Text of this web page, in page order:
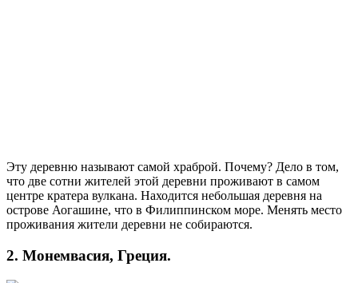
Эту деревню называют самой храброй. Почему? Дело в том,
что две сотни жителей этой деревни проживают в самом
центре кратера вулкана. Находится небольшая деревня на
острове Аогашине, что в Филиппинском море. Менять место
проживания жители деревни не собираются.
2. Монемвасия, Греция.